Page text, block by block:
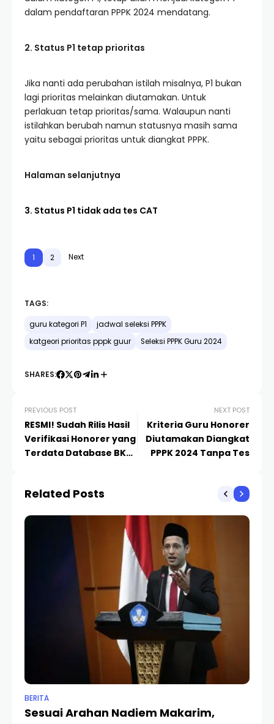
dalam pendaftaran PPPK 2024 mendatang.
2. Status P1 tetap prioritas
Jika nanti ada perubahan istilah misalnya, P1 bukan
lagi prioritas melainkan diutamakan. Untuk
perlakuan tetap prioritas/sama. Walaupun nanti
istilahkan berubah namun statusnya masih sama
yaitu sebagai prioritas untuk diangkat PPPK.
Halaman selanjutnya
3. Status P1 tidak ada tes CAT
1 2 Next
TAGS:
guru kategori P1
jadwal seleksi PPPK
katgeori prioritas pppk guur
Seleksi PPPK Guru 2024
SHARES:
PREVIOUS POST
RESMI! Sudah Rilis Hasil
Verifikasi Honorer yang
Terdata Database BKN,
NEXT POST
Kriteria Guru Honorer
Diutamakan Diangkat
PPPK 2024 Tanpa Tes
Related Posts
BERITA
Sesuai Arahan Nadiem Makarim,